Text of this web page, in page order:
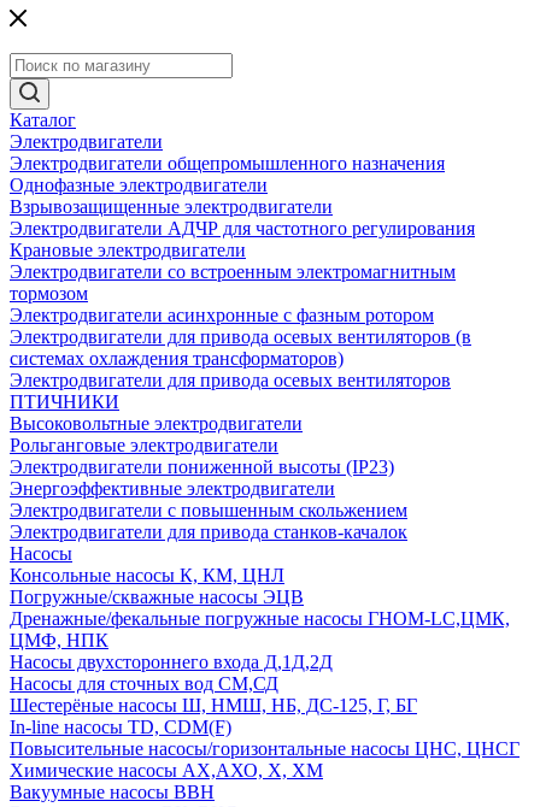
Каталог
Электродвигатели
Электродвигатели общепромышленного назначения
Однофазные электродвигатели
Взрывозащищенные электродвигатели
Электродвигатели АДЧР для частотного регулирования
Крановые электродвигатели
Электродвигатели со встроенным электромагнитным
тормозом
Электродвигатели асинхронные с фазным ротором
Электродвигатели для привода осевых вентиляторов (в
системах охлаждения трансформаторов)
Электродвигатели для привода осевых вентиляторов
ПТИЧНИКИ
Высоковольтные электродвигатели
Рольганговые электродвигатели
Электродвигатели пониженной высоты (IP23)
Энергоэффективные электродвигатели
Электродвигатели с повышенным скольжением
Электродвигатели для привода станков-качалок
Насосы
Консольные насосы К, КМ, ЦНЛ
Погружные/скважные насосы ЭЦВ
Дренажные/фекальные погружные насосы ГНОМ-LC,ЦМК,
ЦМФ, НПК
Насосы двухстороннего входа Д,1Д,2Д
Насосы для сточных вод СМ,СД
Шестерёные насосы Ш, НМШ, НБ, ДС-125, Г, БГ
In-line насосы TD, CDM(F)
Повысительные насосы/горизонтальные насосы ЦНС, ЦНСГ
Химические насосы АХ,АХО, Х, ХМ
Вакуумные насосы ВВН